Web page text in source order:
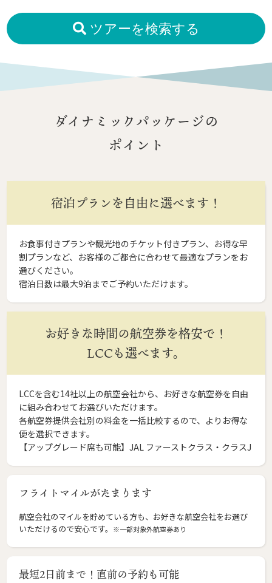
ツアーを検索する
ダイナミックパッケージの
ポイント
宿泊プランを自由に選べます！
お食事付きプランや観光地のチケット付きプラン、お得な早
割プランなど、お客様のご都合に合わせて最適なプランをお
選びください。
宿泊日数は最大9泊までご予約いただけます。
お好きな時間の航空券を格安で！
LCCも選べます。
LCCを含む14社以上の航空会社から、お好きな航空券を自由
に組み合わせてお選びいただけます。
各航空券提供会社別の料金を一括比較するので、よりお得な
便を選択できます。
【アップグレード席も可能】JAL ファーストクラス・クラスJ
フライトマイルがたまります
航空会社のマイルを貯めている方も、お好きな航空会社をお選び
いただけるので安心です。
※一部対象外航空券あり
最短2日前まで！直前の予約も可能